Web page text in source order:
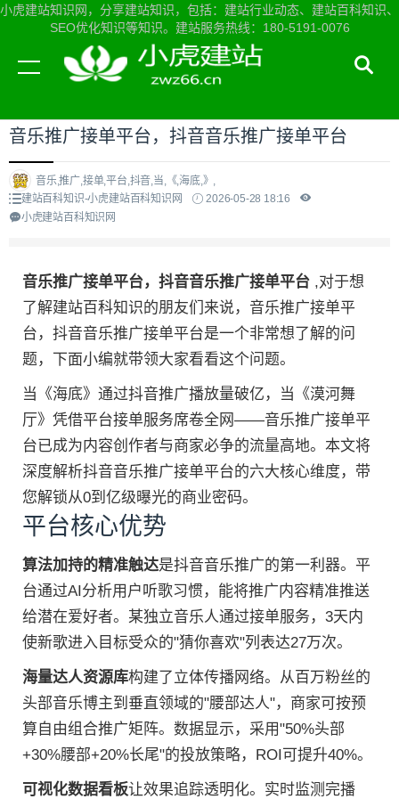
小虎建站知识网，分享建站知识，包括：建站行业动态、建站百科知识、
SEO优化知识等知识。建站服务热线：180-5191-0076
当前位置：小虎建站知识网首页>建站百科知识
音乐推广接单平台，抖音音乐推广接单平台
音乐,推广,接单,平台,抖音,当,《,海底,》,
建站百科知识-小虎建站百科知识网
2026-05-28 18:16
小虎建站百科知识网
音乐推广接单平台，抖音音乐推广接单平台 ,对于想
了解建站百科知识的朋友们来说，音乐推广接单平
台，抖音音乐推广接单平台是一个非常想了解的问
题，下面小编就带领大家看看这个问题。
当《海底》通过抖音推广播放量破亿，当《漠河舞
厅》凭借平台接单服务席卷全网——音乐推广接单平
台已成为内容创作者与商家必争的流量高地。本文将
深度解析抖音音乐推广接单平台的六大核心维度，带
您解锁从0到亿级曝光的商业密码。
平台核心优势
算法加持的精准触达是抖音音乐推广的第一利器。平
台通过AI分析用户听歌习惯，能将推广内容精准推送
给潜在爱好者。某独立音乐人通过接单服务，3天内
使新歌进入目标受众的"猜你喜欢"列表达27万次。
海量达人资源库构建了立体传播网络。从百万粉丝的
头部音乐博主到垂直领域的"腰部达人"，商家可按预
算自由组合推广矩阵。数据显示，采用"50%头部
+30%腰部+20%长尾"的投放策略，ROI可提升40%。
可视化数据看板让效果追踪透明化。实时监测完播